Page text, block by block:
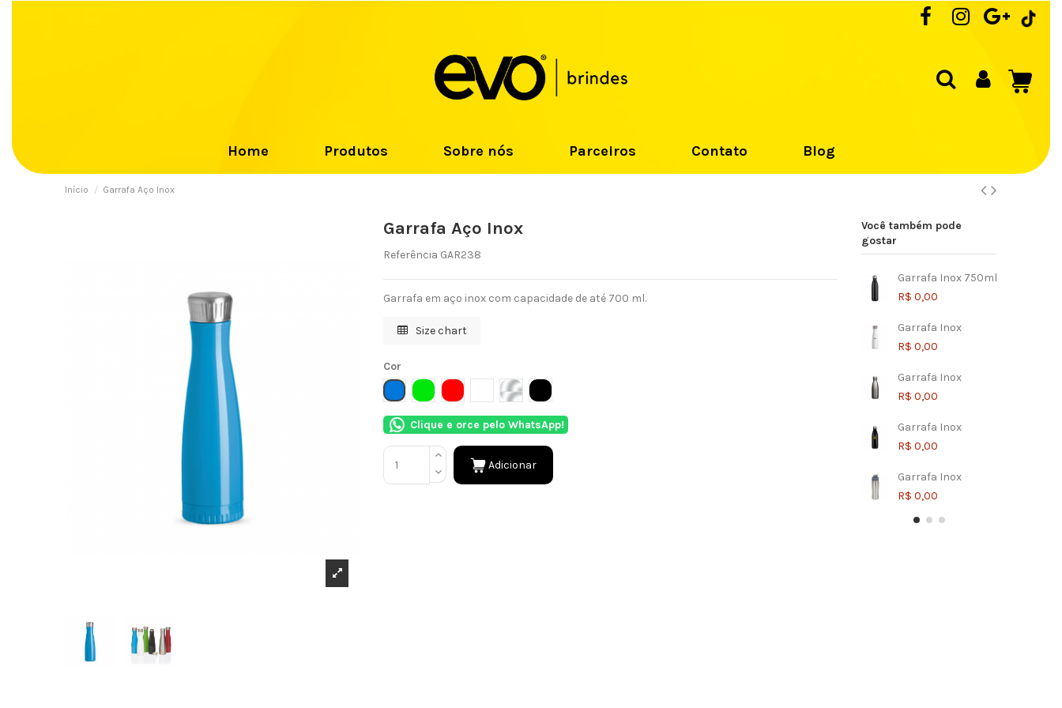
Home Produtos Sobre nós Parceiros Contato Blog
Início Garrafa Aço Inox
Garrafa Aço Inox
Referência GAR238
Garrafa em aço inox com capacidade de até 700 ml.
Size chart
Cor
AZUL
VERDE VERMELHO
BRANCOMETALIZADO/PRATA
PRETO
Clique e orce pelo WhatsApp!
Adicionar
Você também pode
gostar
Garrafa Inox 750ml
R$ 0,00
Garrafa Inox
R$ 0,00
Garrafa Inox
R$ 0,00
Garrafa Inox
R$ 0,00
Garrafa Inox
R$ 0,00
Garrafa Inox
Garrafa Inox
Garrafa Inox
Garrafa Inox
Garrafa Inox
Garrafa Aço Inox